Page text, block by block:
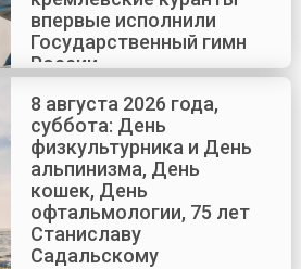
впервые исполнили
Государственный гимн
России
8 августа 2026 года,
суббота: День
физкультурника и День
альпинизма, День
кошек, День
офтальмологии, 75 лет
Станиславу
Садальскому